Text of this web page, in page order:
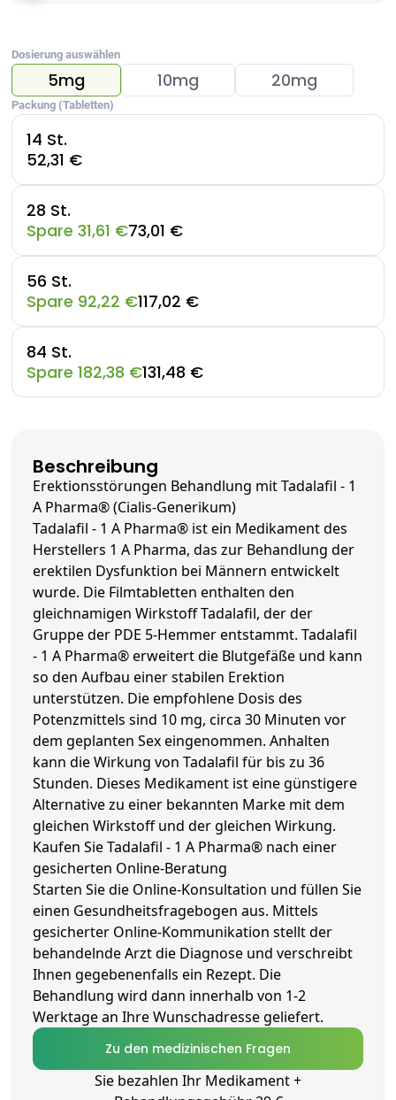
Dosierung auswählen
5mg 10mg 20mg
Packung (Tabletten)
14 St.
52,31 €
28 St.
Spare 31,61 €73,01 €
56 St.
Spare 92,22 €117,02 €
84 St.
Spare 182,38 €131,48 €
Beschreibung
Erektionsstörungen Behandlung mit Tadalafil - 1
A Pharma® (Cialis-Generikum)
Tadalafil - 1 A Pharma® ist ein Medikament des
Herstellers 1 A Pharma, das zur Behandlung der
erektilen Dysfunktion bei Männern entwickelt
wurde. Die Filmtabletten enthalten den
gleichnamigen Wirkstoff Tadalafil, der der
Gruppe der PDE 5-Hemmer entstammt. Tadalafil
- 1 A Pharma® erweitert die Blutgefäße und kann
so den Aufbau einer stabilen Erektion
unterstützen. Die empfohlene Dosis des
Potenzmittels sind 10 mg, circa 30 Minuten vor
dem geplanten Sex eingenommen. Anhalten
kann die Wirkung von Tadalafil für bis zu 36
Stunden. Dieses Medikament ist eine günstigere
Alternative zu einer bekannten Marke mit dem
gleichen Wirkstoff und der gleichen Wirkung.
Kaufen Sie Tadalafil - 1 A Pharma® nach einer
gesicherten Online-Beratung
Starten Sie die Online-Konsultation und füllen Sie
einen Gesundheitsfragebogen aus. Mittels
gesicherter Online-Kommunikation stellt der
behandelnde Arzt die Diagnose und verschreibt
Ihnen gegebenenfalls ein Rezept. Die
Behandlung wird dann innerhalb von 1-2
Werktage an Ihre Wunschadresse geliefert.
Zu den medizinischen Fragen
Sie bezahlen Ihr Medikament +